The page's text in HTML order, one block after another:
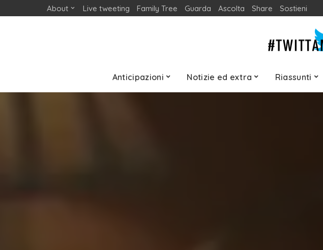
About Live tweeting Family Tree Guarda Ascolta Share Sostieni
Anticipazioni Notizie ed extra Riassunti